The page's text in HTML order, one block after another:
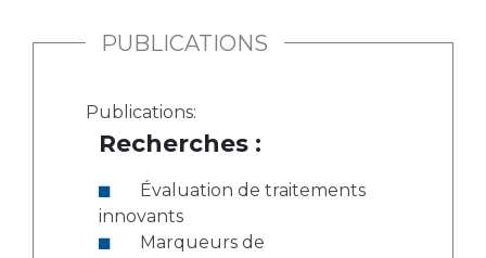
PUBLICATIONS
Publications:
Recherches :
innovants